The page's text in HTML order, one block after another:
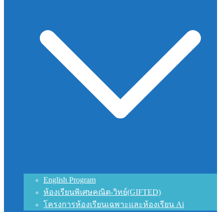
English Program
ห้องเรียนพิเศษคณิต-วิทย์(GIFTED)
โครงการห้องเรียนเฉพาะและห้องเรียน Ai